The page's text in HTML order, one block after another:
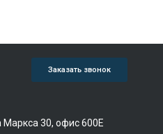
Заказать звонок
Маркса 30, офис 600Е